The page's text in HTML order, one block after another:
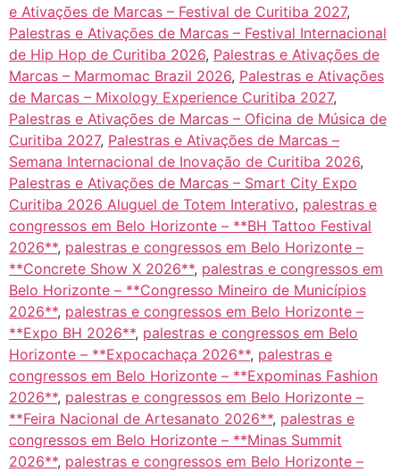
e Ativações de Marcas – Festival de Curitiba 2027,
Palestras e Ativações de Marcas – Festival Internacional
de Hip Hop de Curitiba 2026, Palestras e Ativações de
Marcas – Marmomac Brazil 2026, Palestras e Ativações
de Marcas – Mixology Experience Curitiba 2027,
Palestras e Ativações de Marcas – Oficina de Música de
Curitiba 2027, Palestras e Ativações de Marcas –
Semana Internacional de Inovação de Curitiba 2026,
Palestras e Ativações de Marcas – Smart City Expo
Curitiba 2026 Aluguel de Totem Interativo, palestras e
congressos em Belo Horizonte – **BH Tattoo Festival
2026**, palestras e congressos em Belo Horizonte –
**Concrete Show X 2026**, palestras e congressos em
Belo Horizonte – **Congresso Mineiro de Municípios
2026**, palestras e congressos em Belo Horizonte –
**Expo BH 2026**, palestras e congressos em Belo
Horizonte – **Expocachaça 2026**, palestras e
congressos em Belo Horizonte – **Expominas Fashion
2026**, palestras e congressos em Belo Horizonte –
**Feira Nacional de Artesanato 2026**, palestras e
congressos em Belo Horizonte – **Minas Summit
2026**, palestras e congressos em Belo Horizonte –